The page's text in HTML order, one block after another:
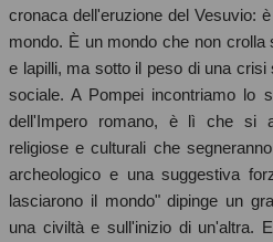
cronaca dell'eruzione del Vesuvio:
mondo. È un mondo che non crolla
e lapilli, ma sotto il peso di una
sociale. A Pompei incontriamo lo
dell'Impero romano, è lì che si
religiose e culturali che
archeologico e una suggestiva
lasciarono il mondo" dipinge un
una civiltà e sull'inizio di un'altra.